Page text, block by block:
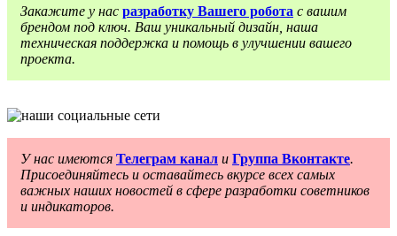
Закажите у нас разработку Вашего робота с вашим
брендом под ключ. Ваш уникальный дизайн, наша
техническая поддержка и помощь в улучшении вашего
проекта.
У нас имеются Телеграм канал и Группа Вконтакте.
Присоединяйтесь и оставайтесь вкурсе всех самых
важных наших новостей в сфере разработки советников
и индикаторов.